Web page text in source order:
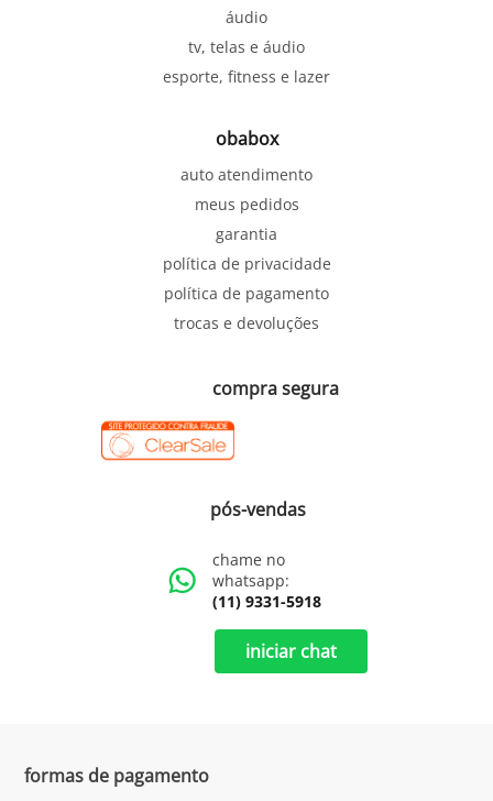
áudio
tv, telas e áudio
esporte, fitness e lazer
obabox
auto atendimento
meus pedidos
garantia
política de privacidade
política de pagamento
trocas e devoluções
compra segura
pós-vendas
chame no
whatsapp:
(11) 9331-5918
iniciar chat
formas de pagamento